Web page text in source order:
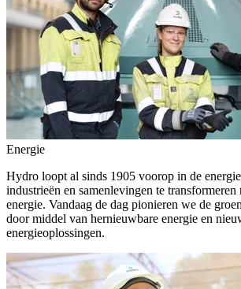
Energie
Hydro loopt al sinds 1905 voorop in de
industrieën en samenlevingen te
energie. Vandaag de dag pionieren we de
door middel van hernieuwbare energie en
energieoplossingen.